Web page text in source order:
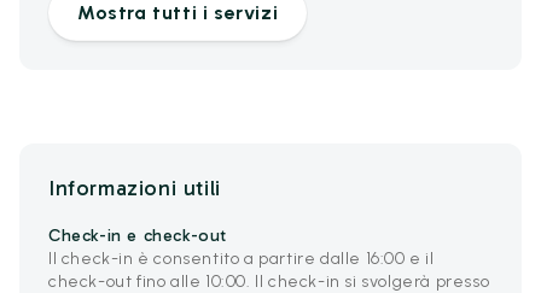
Mostra tutti i servizi
Informazioni utili
Check-in e check-out
Il check-in è consentito a partire dalle 16:00 e il
check-out fino alle 10:00. Il check-in si svolgerà presso